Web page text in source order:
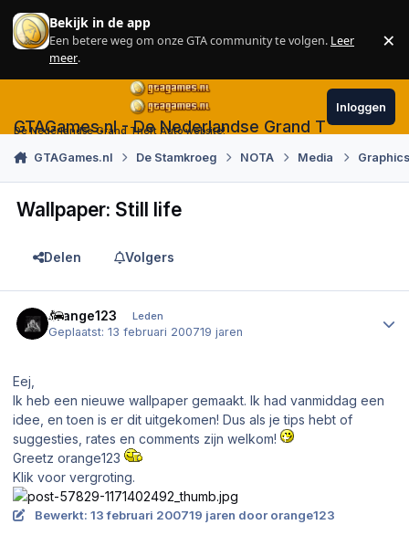
Skip to content
Bekijk in de app
Een betere weg om onze GTA community te volgen. Leer
meer.
×
GTAGames.nl - De Nederlandse Grand Theft Auto
De Nederlandse Grand Theft Auto website!
Inloggen
GTAGames.nl De Stamkroeg NOTA Media
Wallpaper: Still life
Delen Volgers
orange123 Leden
Geplaatst:13 februari 200719 jaren
Eej,
Ik heb een nieuwe wallpaper gemaakt. Ik had vanmiddag een
idee, en toen is er dit uitgekomen! Dus als je tips hebt of
suggesties, rates en comments zijn welkom!
Greetz orange123
Klik voor vergroting.
Bewerkt: 13 februari 200719 jaren door orange123